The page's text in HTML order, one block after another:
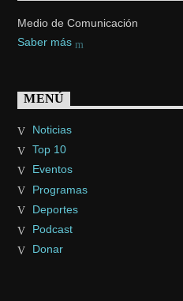
Medio de Comunicación
Saber más
MENÚ
Noticias
Top 10
Eventos
Programas
Deportes
Podcast
Donar